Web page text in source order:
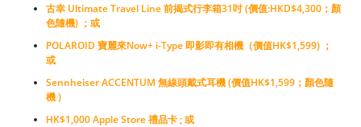
古幸 Ultimate Travel Line 前揭式行李箱31吋 (價值:HKD$4,300；顏
色隨機) ； 或
POLAROID 寶麗來Now+ i-Type 即影即有相機（價值HK$1,599) ；
或
Sennheiser ACCENTUM 無線頭戴式耳機 (價值HK$1,599；顏色隨
機 )
HK$1,000 Apple Store 禮品卡 ; 或